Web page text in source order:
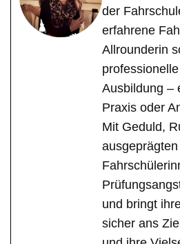
der
erfahrene
Allrounderin
Ausbildung –
Praxis oder
Mit Geduld,
und bringt
sicher ans